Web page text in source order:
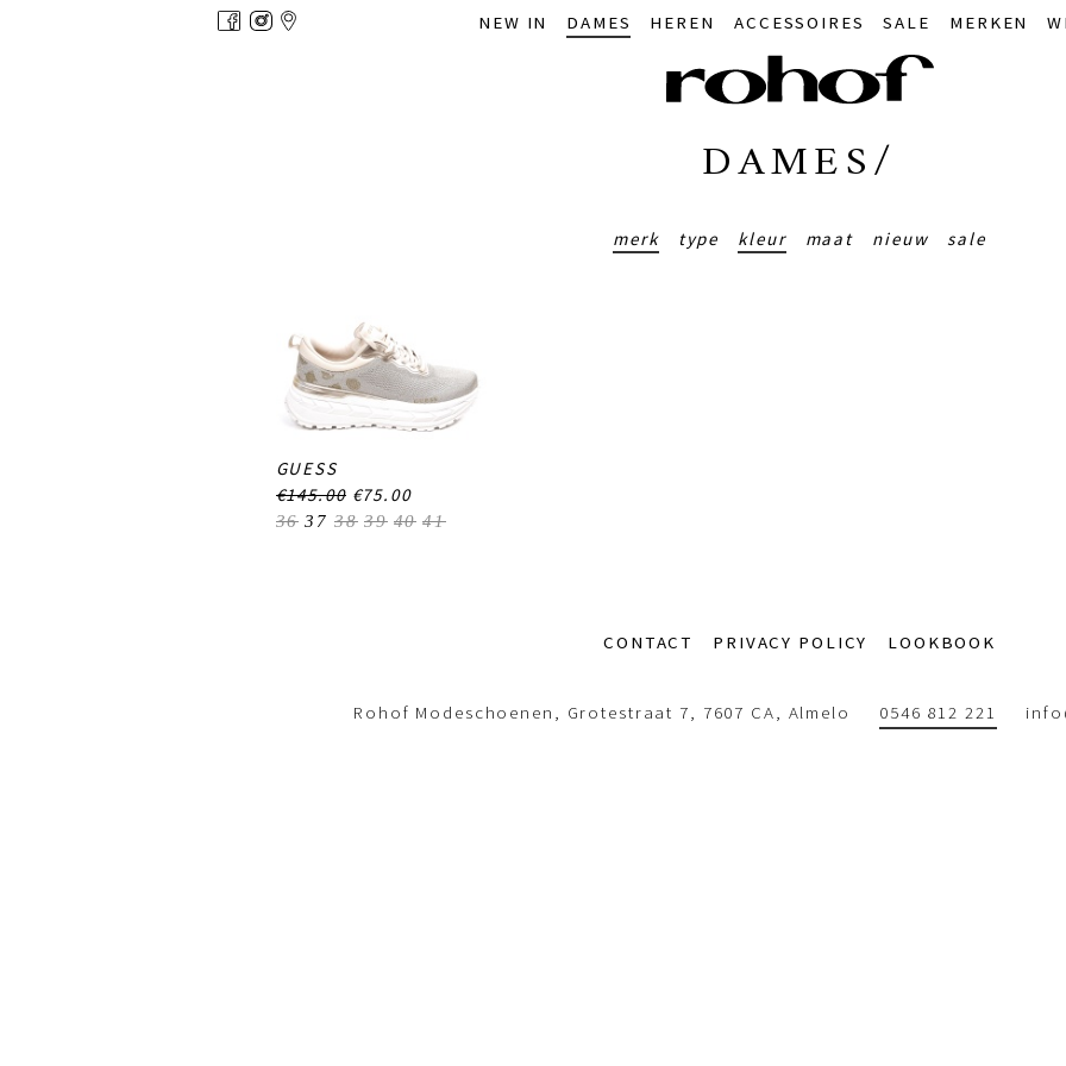
NEW IN DAMES HEREN ACCESSOIRES SALE MERKEN
DAMES/
merk type kleur maat nieuw sale
GUESS
€145.00 €75.00
36 37 38 39 40 41
CONTACT PRIVACY POLICY LOOKBOOK
Rohof Modeschoenen, Grotestraat 7, 7607 CA, Almelo 0546 812 221